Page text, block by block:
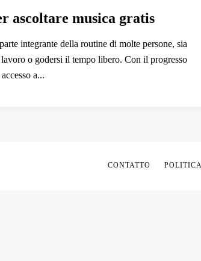
ascoltare musica gratis
integrante della routine di molte persone, sia
o godersi il tempo libero. Con il progresso
a...
CONTATTO